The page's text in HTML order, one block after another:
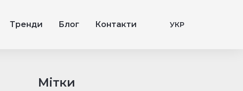
Тренди Блог Контакти УКР
Мітки